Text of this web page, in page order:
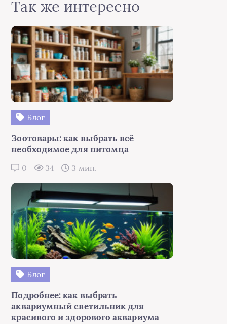
Так же интересно
Блог
Зоотовары: как выбрать всё
необходимое для питомца
0 34 3 мин.
Блог
Подробнее: как выбрать
аквариумный светильник для
красивого и здорового аквариума